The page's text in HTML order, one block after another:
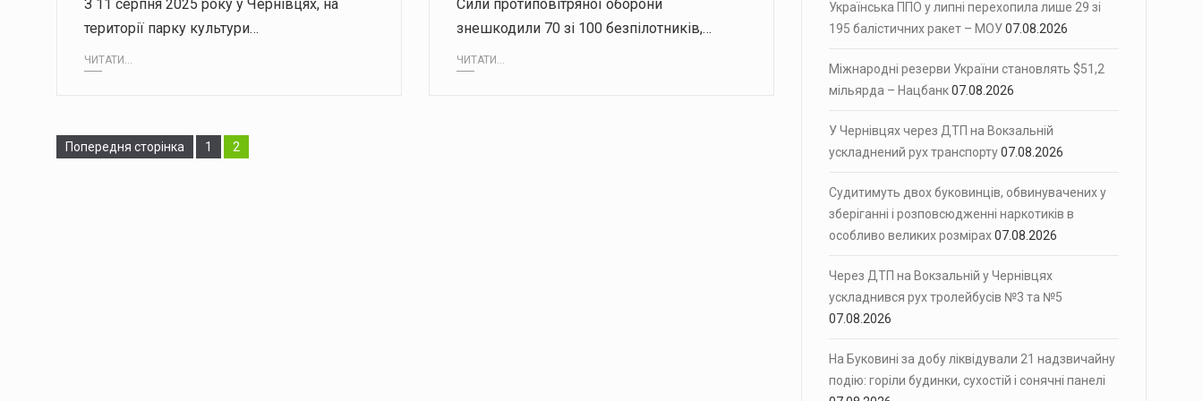
З 11 серпня 2025 року у Чернівцях, на
території парку культури…
ЧИТАТИ...
Сили протиповітряної оборони
знешкодили 70 зі 100 безпілотників,…
ЧИТАТИ...
Попередня сторінка Сторінка
1 Сторінка
2
Українська ППО у липні перехопила лише 29 зі
195 балістичних ракет – МОУ07.08.2026
Міжнародні резерви України становлять $51,2
мільярда – Нацбанк07.08.2026
У Чернівцях через ДТП на Вокзальній
ускладнений рух транспорту07.08.2026
Судитимуть двох буковинців, обвинувачених у
зберіганні і розповсюдженні наркотиків в
особливо великих розмірах07.08.2026
Через ДТП на Вокзальній у Чернівцях
ускладнився рух тролейбусів №3 та №5
07.08.2026
На Буковині за добу ліквідували 21 надзвичайну
подію: горіли будинки, сухостій і сонячні панелі